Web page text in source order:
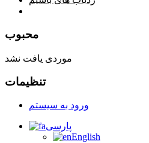
محبوب
موردی یافت نشد
تنظیمات
ورود به سیستم
پارسی
English